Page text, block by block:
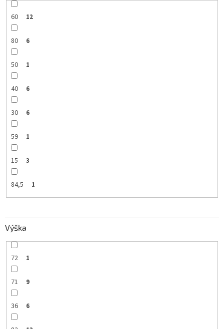
60 12
80 6
50 1
40 6
30 6
59 1
15 3
84,5 1
Výška
72 1
71 9
36 6